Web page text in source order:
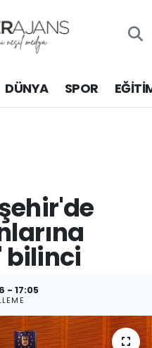
DÜNYA SPOR
bilinci
- 17:05